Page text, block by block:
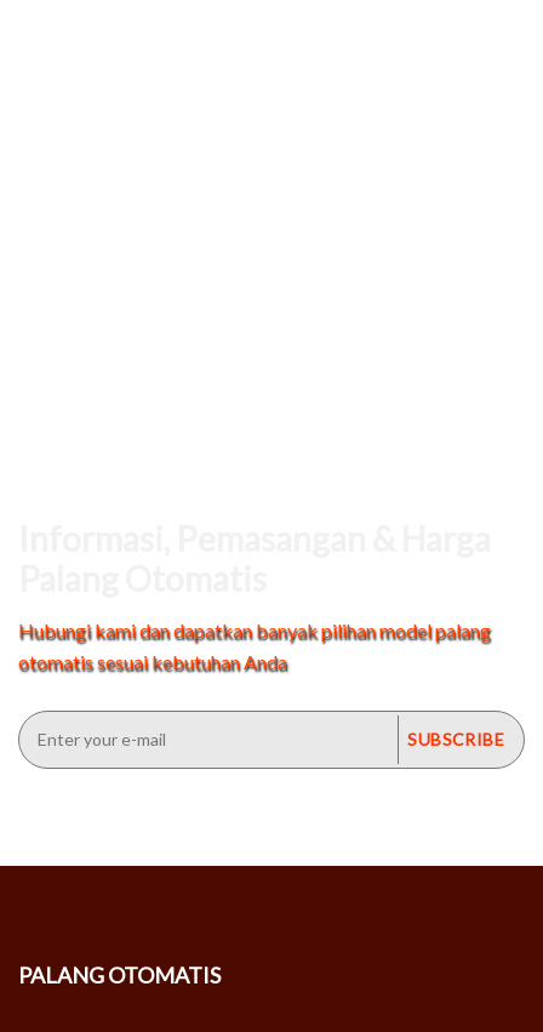
Hubungi kami dan dapatkan banyak pilihan model palang
otomatis sesuai kebutuhan Anda
PALANG OTOMATIS